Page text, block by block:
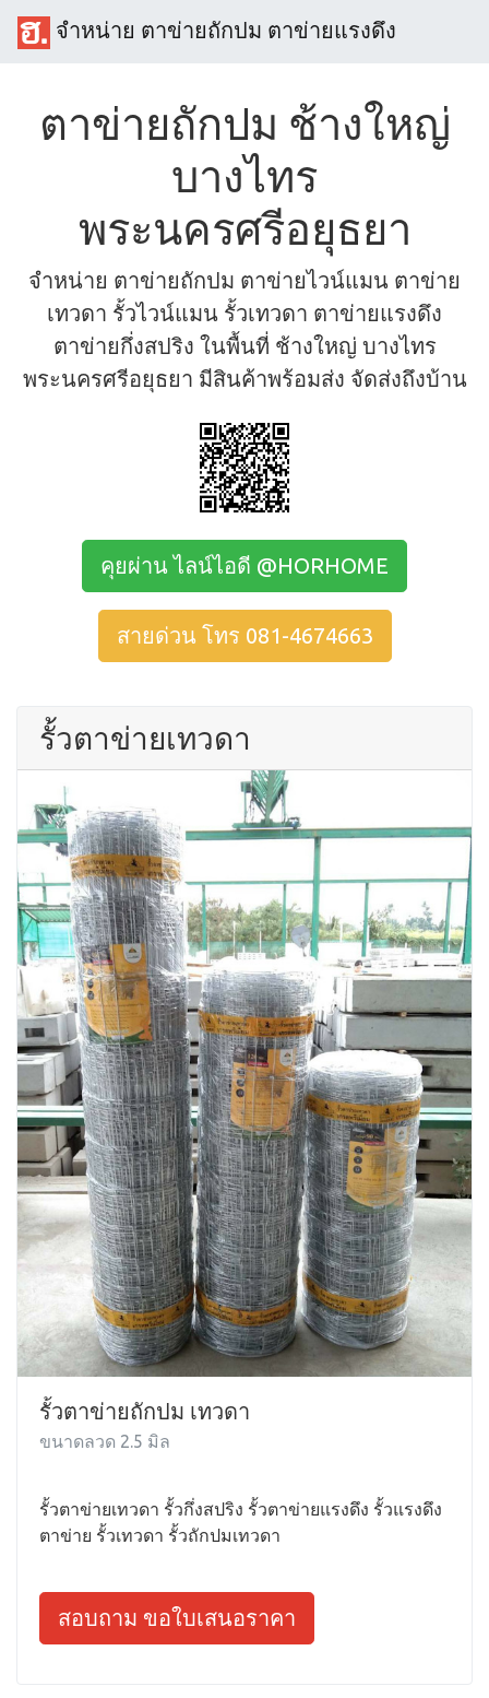
จำหน่าย ตาข่ายถักปม ตาข่ายแรงดึง
ตาข่ายถักปม ช้างใหญ่
บางไทร
พระนครศรีอยุธยา
จำหน่าย ตาข่ายถักปม ตาข่ายไวน์แมน ตาข่าย
เทวดา รั้วไวน์แมน รั้วเทวดา ตาข่ายแรงดึง
ตาข่ายกึ่งสปริง ในพื้นที่ ช้างใหญ่ บางไทร
พระนครศรีอยุธยา มีสินค้าพร้อมส่ง จัดส่งถึงบ้าน
คุยผ่าน ไลน์ไอดี @HORHOME
สายด่วน โทร 081-4674663
รั้วตาข่ายเทวดา
รั้วตาข่ายถักปม เทวดา
ขนาดลวด 2.5 มิล
รั้วตาข่ายเทวดา รั้วกึ่งสปริง รั้วตาข่ายแรงดึง รั้วแรงดึง
ตาข่าย รั้วเทวดา รั้วถักปมเทวดา
สอบถาม ขอใบเสนอราคา